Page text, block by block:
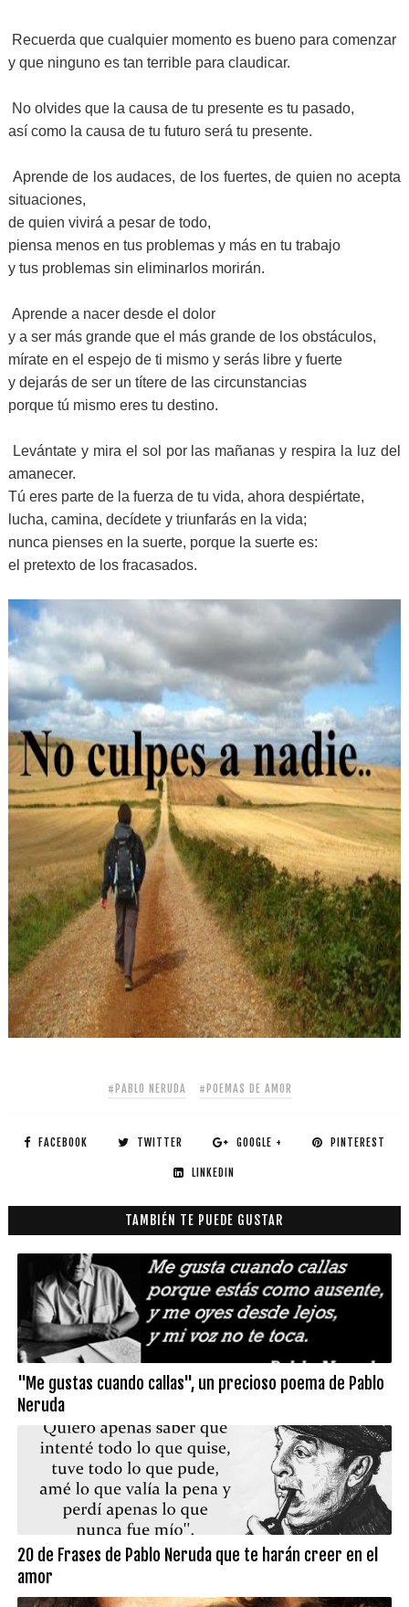
Recuerda que cualquier momento es bueno para comenzar
y que ninguno es tan terrible para claudicar.
No olvides que la causa de tu presente es tu pasado,
así como la causa de tu futuro será tu presente.
Aprende de los audaces, de los fuertes, de quien no acepta
situaciones,
de quien vivirá a pesar de todo,
piensa menos en tus problemas y más en tu trabajo
y tus problemas sin eliminarlos morirán.
Aprende a nacer desde el dolor
y a ser más grande que el más grande de los obstáculos,
mírate en el espejo de ti mismo y serás libre y fuerte
y dejarás de ser un títere de las circunstancias
porque tú mismo eres tu destino.
Levántate y mira el sol por las mañanas y respira la luz del
amanecer.
Tú eres parte de la fuerza de tu vida, ahora despiértate,
lucha, camina, decídete y triunfarás en la vida;
nunca pienses en la suerte, porque la suerte es:
el pretexto de los fracasados.
#PABLO NERUDA #POEMAS DE AMOR
FACEBOOK TWITTER GOOGLE + PINTEREST
LINKEDIN
TAMBIÉN TE PUEDE GUSTAR
"Me gustas cuando callas", un precioso poema de Pablo
Neruda
20 de Frases de Pablo Neruda que te harán creer en el
amor